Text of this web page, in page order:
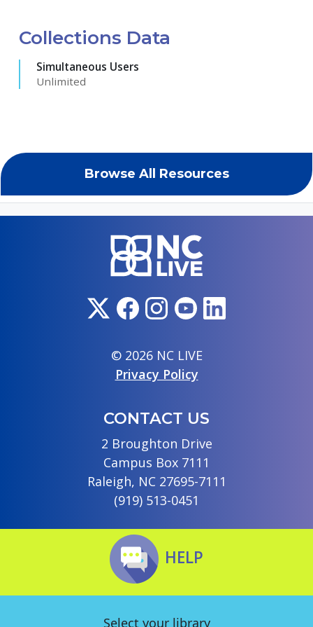
Browse All Resources
Collections Data
Simultaneous Users
Unlimited
© 2026 NC LIVE
Privacy Policy
CONTACT US
2 Broughton Drive
Campus Box 7111
Raleigh, NC 27695-7111
(919) 513-0451
HELP
Select your library